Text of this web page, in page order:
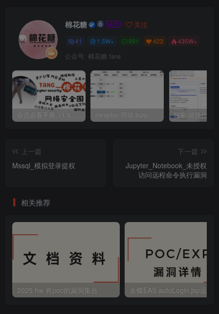
棉花糖 关注
41 1.5W+ 991 423 435W+
公众号: 棉花糖 fans
会员必看手册（1.9.0版本 26.4.5更新） mingdon 明动 burp插件0.2.6版本 本地时间校验去除版
上一篇
Mssql_模拟登录提权
下一篇
Jupyter_Notebook_未授权
访问远程命令执行漏洞
相关推荐
2025 hw 有poc的漏洞集合